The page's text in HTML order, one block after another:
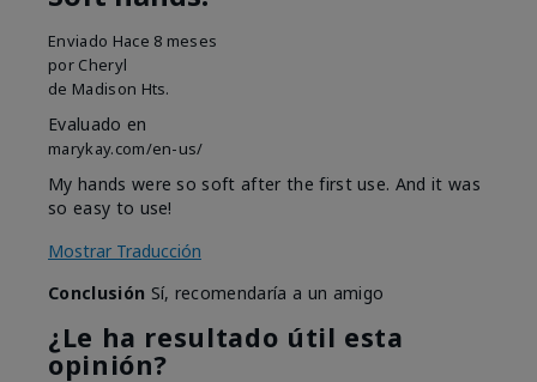
Enviado Hace 8 meses
por Cheryl
de Madison Hts.
Evaluado en
marykay.com/en-us/
My hands were so soft after the first use. And it was
so easy to use!
Mostrar Traducción
Conclusión Sí, recomendaría a un amigo
¿Le ha resultado útil esta
opinión?